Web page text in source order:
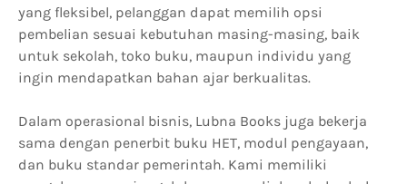
yang fleksibel, pelanggan dapat memilih opsi
pembelian sesuai kebutuhan masing-masing, baik
untuk sekolah, toko buku, maupun individu yang
ingin mendapatkan bahan ajar berkualitas.
Dalam operasional bisnis, Lubna Books juga bekerja
sama dengan penerbit buku HET, modul pengayaan,
dan buku standar pemerintah. Kami memiliki